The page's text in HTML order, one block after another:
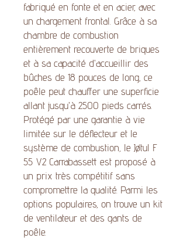
fabriqué en fonte et en acier, avec
un chargement frontal. Grâce à sa
chambre de combustion
entièrement recouverte de briques
et à sa capacité d'accueillir des
bûches de 18 pouces de long, ce
poêle peut chauffer une superficie
allant jusqu'à 2500 pieds carrés.
Protégé par une garantie à vie
limitée sur le déflecteur et le
système de combustion, le Jøtul F
55 V2 Carrabassett est proposé à
un prix très compétitif sans
compromettre la qualité. Parmi les
options populaires, on trouve un kit
de ventilateur et des gants de
poêle.